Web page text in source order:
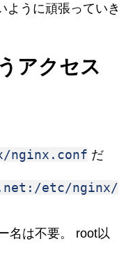
ように頑張っていき
アクセス
nginx.conf だ
etc/nginx/
名は不要。 root以